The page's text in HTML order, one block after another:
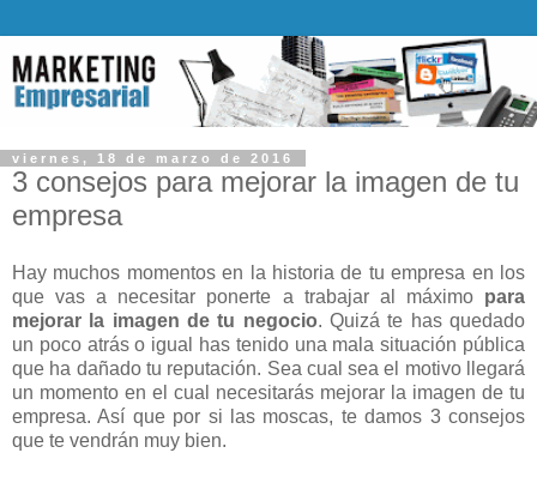
viernes, 18 de marzo de 2016
3 consejos para mejorar la imagen de tu
empresa
Hay muchos momentos en la historia de tu empresa en los
que vas a necesitar ponerte a trabajar al máximo para
mejorar la imagen de tu negocio. Quizá te has quedado
un poco atrás o igual has tenido una mala situación pública
que ha dañado tu reputación. Sea cual sea el motivo llegará
un momento en el cual necesitarás mejorar la imagen de tu
empresa. Así que por si las moscas, te damos 3 consejos
que te vendrán muy bien.